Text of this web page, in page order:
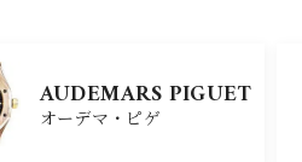
AUDEMARS PIGUET
オーデマ・ピゲ